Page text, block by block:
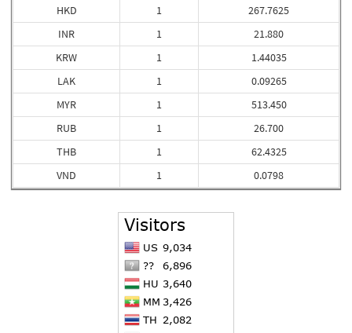
HKD
INR
KRW
LAK
MYR
RUB
THB
VND
1
1
1
1
1
1
1
1
267.7625
21.880
1.44035
0.09265
513.450
26.700
62.4325
0.0798